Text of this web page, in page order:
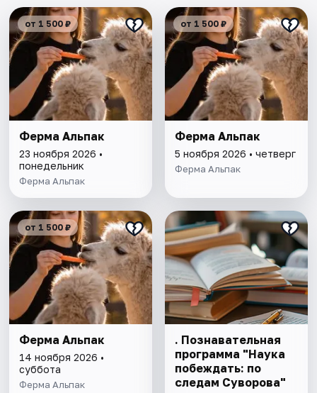
от 1 500 ₽
Ферма Альпак
23 ноября 2026 •
понедельник
Ферма Альпак
от 1 500 ₽
Ферма Альпак
5 ноября 2026 • четверг
Ферма Альпак
от 1 500 ₽
Ферма Альпак
14 ноября 2026 •
суббота
Ферма Альпак
. Познавательная
программа "Наука
побеждать: по
следам Суворова"